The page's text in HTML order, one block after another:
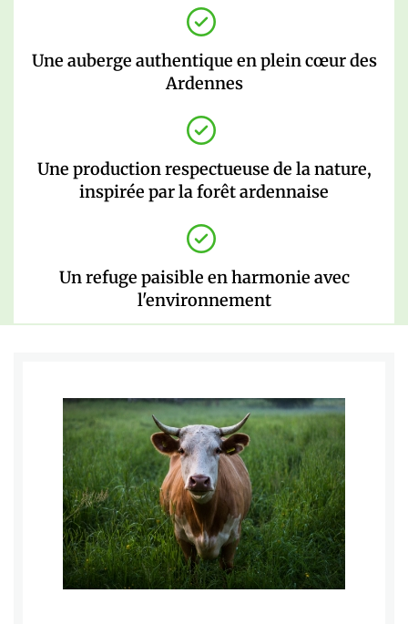
Une auberge authentique en plein cœur des
Ardennes
Une production respectueuse de la nature,
inspirée par la forêt ardennaise
Un refuge paisible en harmonie avec
l'environnement